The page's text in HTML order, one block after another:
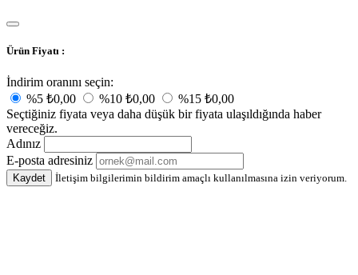
Ürün Fiyatı :
İndirim oranını seçin:
%5 ₺0,00 %10 ₺0,00 %15 ₺0,00
Seçtiğiniz fiyata veya daha düşük bir fiyata ulaşıldığında haber
vereceğiz.
Adınız
E-posta adresiniz
Kaydet İletişim bilgilerimin bildirim amaçlı kullanılmasına izin veriyorum.